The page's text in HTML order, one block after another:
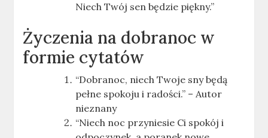
Niech Twój sen będzie piękny.”
Życzenia na dobranoc w
formie cytatów
“Dobranoc, niech Twoje sny będą
pełne spokoju i radości.” – Autor
nieznany
“Niech noc przyniesie Ci spokój i